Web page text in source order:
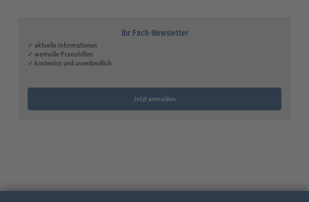
Ihr Fach-Newsletter
✓ aktuelle Informationen
✓ wertvolle Praxishilfen
✓ kostenlos und unverbindlich
Jetzt anmelden